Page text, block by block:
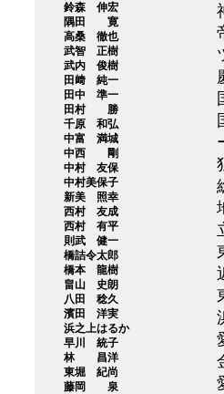
鈴森 伸宏
隅田 寛
高桑 徹也
武智 正樹
武内 俊樹
田﨑 純一
田中 準一
田村 勝
千原 和弘
中富 満城
中西 剛
中村 友保
中村美保子
新美 照幸
西村 友成
西村 有平
則武 健一
橋詰令太郎
橋本 龍樹
畠山 史朗
八田 稔久
濱田 洋実
浜之上はるか
早川 統子
林 昌洋
東堀 紀尚
藤岡 泉